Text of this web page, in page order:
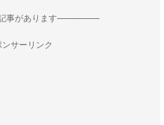
事があります--------------------
サーリンク